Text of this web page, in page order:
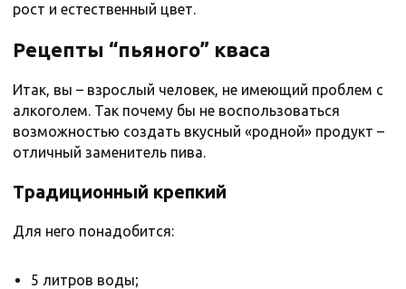
рост и естественный цвет.
Рецепты “пьяного” кваса
Итак, вы – взрослый человек, не имеющий проблем с
алкоголем. Так почему бы не воспользоваться
возможностью создать вкусный «родной» продукт –
отличный заменитель пива.
Традиционный крепкий
Для него понадобится:
5 литров воды;